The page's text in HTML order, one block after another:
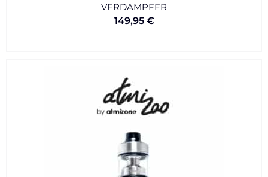
VERDAMPFER
149,95 €